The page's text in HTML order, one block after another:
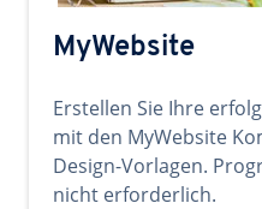
MyWebsite
Erstellen Sie Ihre
mit den MyWebsite
Design-Vorlagen.
nicht erforderlich.